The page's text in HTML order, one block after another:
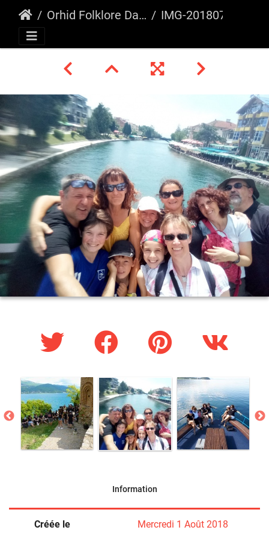
Orhid Folklore Days, Macedonia 2018 IMG-20180730-WA0007
Information
Créée le
Mercredi 1 Août 2018